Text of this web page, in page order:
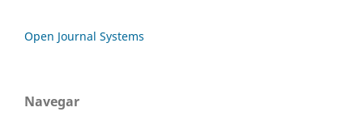
Open Journal Systems
Navegar